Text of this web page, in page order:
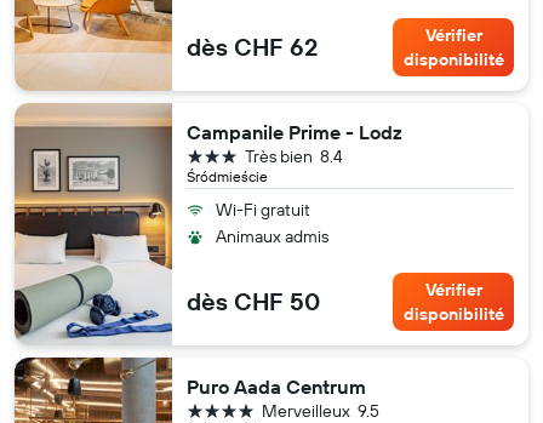
dès CHF 62
Vérifier
disponibilité
Campanile Prime - Lodz
Śródmieście
8.4
Très bien
3 étoiles
Wi-Fi gratuit
Animaux admis
dès CHF 50
Vérifier
disponibilité
Puro Aada Centrum
9.5
Merveilleux
4 étoiles